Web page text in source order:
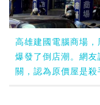
高雄建國電腦商場，
爆發了倒店潮。網
關，認為原價屋是